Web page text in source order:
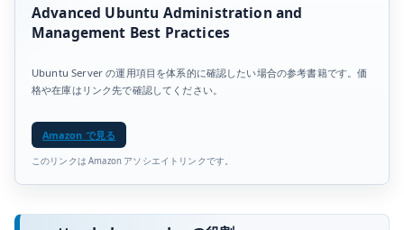
Advanced Ubuntu Administration and
Management Best Practices
Ubuntu Server の運用項目を体系的に確認したい場合の参考書籍です。価
格や在庫はリンク先で確認してください。
Amazon で見る
このリンクは Amazon アソシエイトリンクです。